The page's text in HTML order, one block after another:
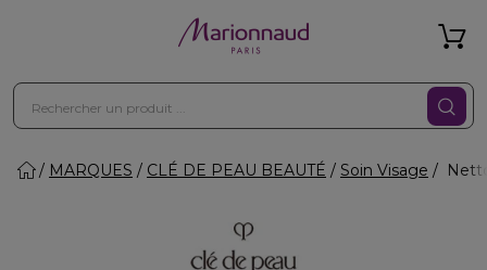
MARQUES CLÉ DE PEAU BEAUTÉ Soin Visage